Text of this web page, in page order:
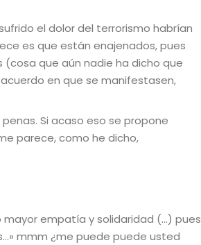
el dolor del terrorismo habrían
es que están enajenados, pues
que aún nadie ha dicho que
en que se manifestasen,
Si acaso eso se propone
parece, como he dicho,
mayor empatía y solidaridad (…) pues
mmm ¿me puede puede usted